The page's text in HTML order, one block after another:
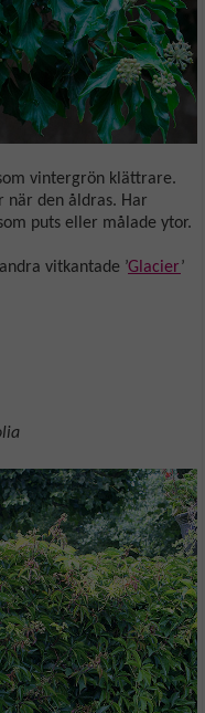
vintergrön klättrare.
när den åldras. Har
puts eller målade ytor.
vitkantade ’Glacier’